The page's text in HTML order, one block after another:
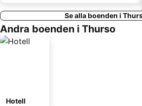
Se alla boenden i
Andra boenden i Thurso
Hotell